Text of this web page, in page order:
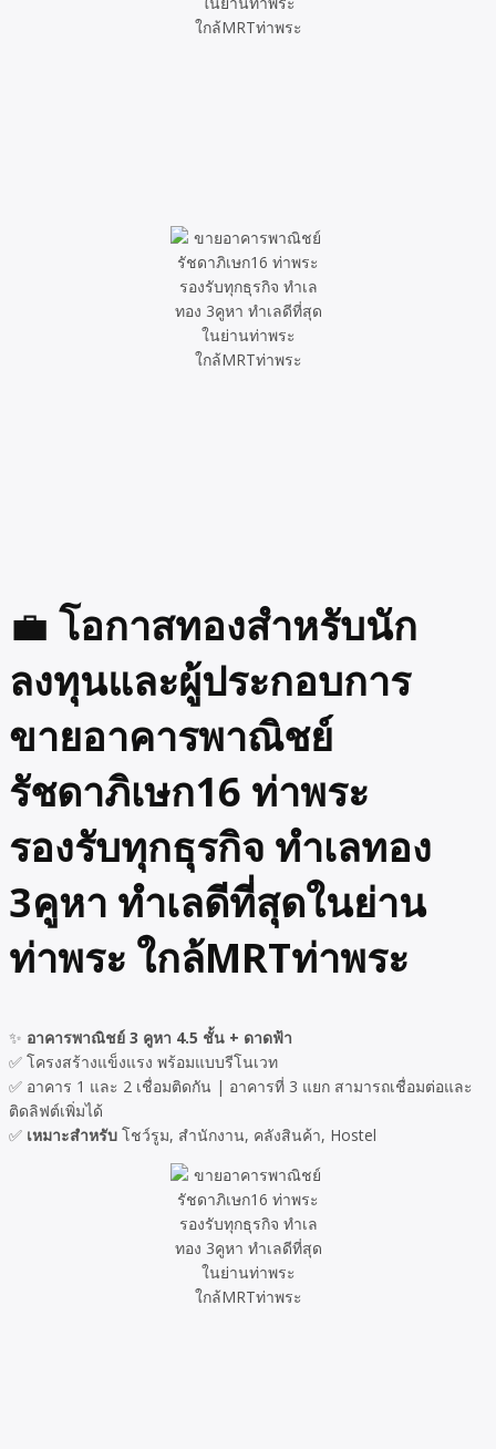
💼 โอกาสทองสำหรับนัก
ลงทุนและผู้ประกอบการ
ขายอาคารพาณิชย์
รัชดาภิเษก16 ท่าพระ
รองรับทุกธุรกิจ ทำเลทอง
3คูหา ทำเลดีที่สุดในย่าน
ท่าพระ ใกล้MRTท่าพระ
✨ อาคารพาณิชย์ 3 คูหา 4.5 ชั้น + ดาดฟ้า
✅ โครงสร้างแข็งแรง พร้อมแบบรีโนเวท
✅ อาคาร 1 และ 2 เชื่อมติดกัน | อาคารที่ 3 แยก สามารถเชื่อมต่อและ
ติดลิฟต์เพิ่มได้
✅ เหมาะสำหรับ โชว์รูม, สำนักงาน, คลังสินค้า, Hostel